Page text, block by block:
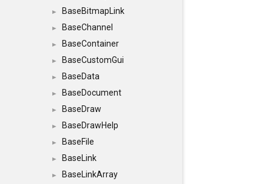
► BaseBitmapLink
► BaseChannel
► BaseContainer
► BaseCustomGui
► BaseData
► BaseDocument
► BaseDraw
► BaseDrawHelp
► BaseFile
► BaseLink
► BaseLinkArray